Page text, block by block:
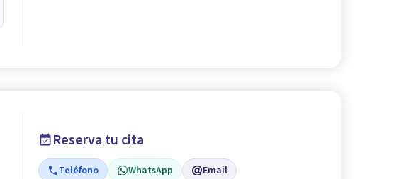
Reserva tu cita
Teléfono WhatsApp Email